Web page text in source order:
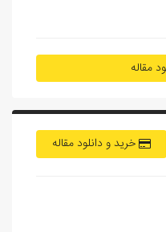
مقاله
خرید و دانلود مقاله